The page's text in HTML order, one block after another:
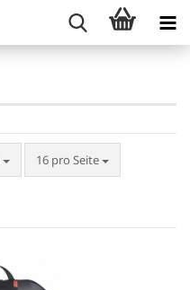
16 pro Seite
pro Seite